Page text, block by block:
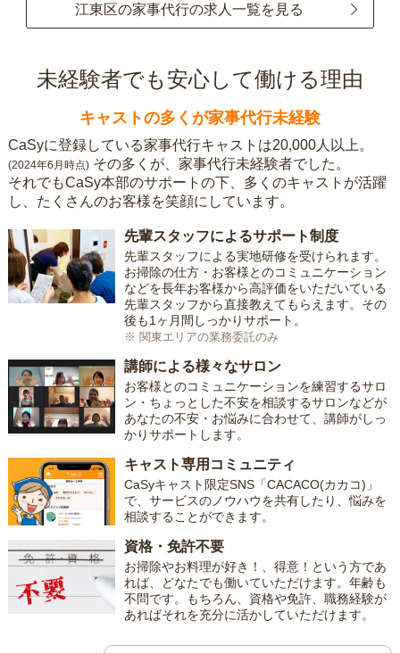
江東区の家事代行の求人一覧を見る
未経験者でも安心して働ける理由
キャストの多くが家事代行未経験
CaSyに登録している家事代行キャストは20,000人以上。
(2024年6月時点) その多くが、家事代行未経験者でした。
それでもCaSy本部のサポートの下、多くのキャストが活躍
し、たくさんのお客様を笑顔にしています。
先輩スタッフによるサポート制度
先輩スタッフによる実地研修を受けられます。
お掃除の仕方・お客様とのコミュニケーション
などを長年お客様から高評価をいただいている
先輩スタッフから直接教えてもらえます。その
後も1ヶ月間しっかりサポート。
※ 関東エリアの業務委託のみ
講師による様々なサロン
お客様とのコミュニケーションを練習するサロ
ン・ちょっとした不安を相談するサロンなどが
あなたの不安・お悩みに合わせて、講師がしっ
かりサポートします。
キャスト専用コミュニティ
CaSyキャスト限定SNS「CACACO(カカコ)」
で、サービスのノウハウを共有したり、悩みを
相談することができます。
資格・免許不要
お掃除やお料理が好き！、得意！という方であ
れば、どなたでも働いていただけます。年齢も
不問です。もちろん、資格や免許、職務経験が
あればそれを充分に活かしていただけます。